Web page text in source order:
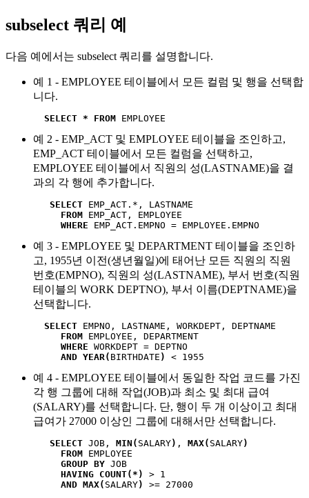
subselect 쿼리 예
다음 예에서는 subselect 쿼리를 설명합니다.
예 1 - EMPLOYEE 테이블에서 모든 컬럼 및 행을 선택합
니다.
SELECT * FROM EMPLOYEE
예 2 - EMP_ACT 및 EMPLOYEE 테이블을 조인하고,
EMP_ACT 테이블에서 모든 컬럼을 선택하고,
EMPLOYEE 테이블에서 직원의 성(LASTNAME)을 결
과의 각 행에 추가합니다.
SELECT EMP_ACT.*, LASTNAME
FROM EMP_ACT, EMPLOYEE
WHERE EMP_ACT.EMPNO = EMPLOYEE.EMPNO
예 3 - EMPLOYEE 및 DEPARTMENT 테이블을 조인하
고, 1955년 이전(생년월일)에 태어난 모든 직원의 직원
번호(EMPNO), 직원의 성(LASTNAME), 부서 번호(직원
테이블의 WORK DEPTNO), 부서 이름(DEPTNAME)을
선택합니다.
SELECT EMPNO, LASTNAME, WORKDEPT, DEPTNAME
FROM EMPLOYEE,
WHERE WORKDEPT = DEPTNO
AND YEAR( BIRTHDATE ) < 1955
예 4 - EMPLOYEE 테이블에서 동일한 작업 코드를 가진
각 행 그룹에 대해 작업(JOB)과 최소 및 최대 급여
(SALARY)를 선택합니다. 단, 행이 두 개 이상이고 최대
급여가 27000 이상인 그룹에 대해서만 선택합니다.
SELECT JOB, MIN( SALARY) , MAX( SALARY)
FROM EMPLOYEE
GROUP BY JOB
HAVING COUNT(*)
> 1
AND MAX( SALARY) >= 27000